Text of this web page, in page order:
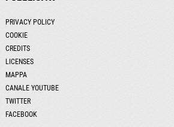
PRIVACY POLICY
COOKIE
CREDITS
LICENSES
MAPPA
CANALE YOUTUBE
TWITTER
FACEBOOK